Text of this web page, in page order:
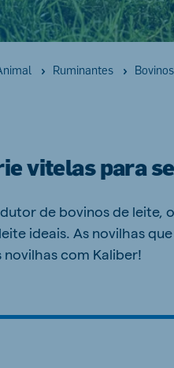
Ruminantes
vitelas para
de bovinos de leite,
ideais. As novilhas
novilhas com Kaliber!